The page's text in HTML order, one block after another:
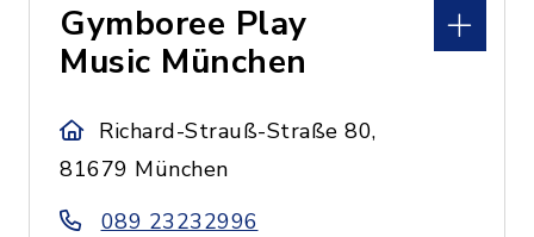
Gymboree Play
Music München
Richard-Strauß-Straße 80,
81679 München
089 23232996